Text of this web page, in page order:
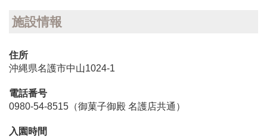
施設情報
住所
沖縄県名護市中山1024-1
電話番号
0980-54-8515（御菓子御殿 名護店共通）
入園時間